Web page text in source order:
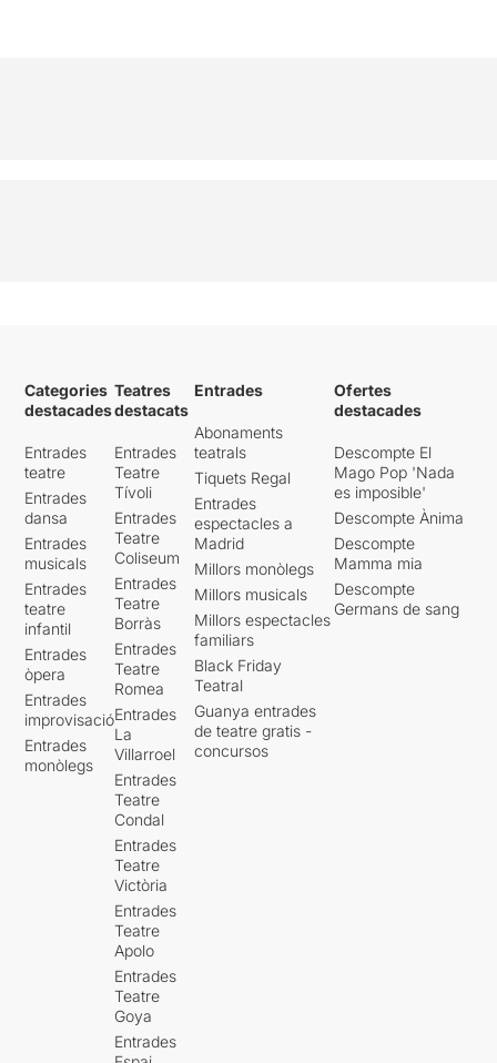
Categories
destacades
Entrades
teatre
Entrades
dansa
Entrades
musicals
Entrades
teatre
infantil
Entrades
òpera
Entrades
improvisació
Entrades
monòlegs
Teatres
destacats
Entrades
Teatre
Tívoli
Entrades
Teatre
Coliseum
Entrades
Teatre
Borràs
Entrades
Teatre
Romea
Entrades
La
Villarroel
Entrades
Teatre
Condal
Entrades
Teatre
Victòria
Entrades
Teatre
Apolo
Entrades
Teatre
Goya
Entrades
Entrades
Abonaments
teatrals
Tiquets Regal
Entrades
espectacles a
Madrid
Millors monòlegs
Millors musicals
Millors espectacles
familiars
Black Friday
Teatral
Guanya entrades
de teatre gratis -
concursos
Ofertes
destacades
Descompte El
Mago Pop 'Nada
es imposible'
Descompte Ànima
Descompte
Mamma mia
Descompte
Germans de sang